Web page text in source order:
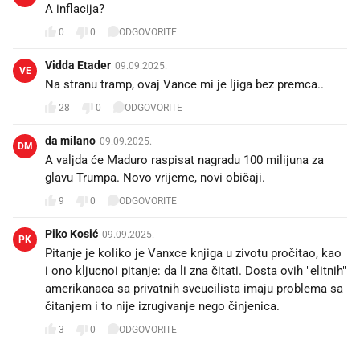
A inflacija?
0 0 ODGOVORITE
VE Vidda Etader 09.09.2025.
Na stranu tramp, ovaj Vance mi je ljiga bez premca..
28 0 ODGOVORITE
DM da milano 09.09.2025.
A valjda će Maduro raspisat nagradu 100 milijuna za
glavu Trumpa. Novo vrijeme, novi običaji.
9 0 ODGOVORITE
PK Piko Kosić 09.09.2025.
Pitanje je koliko je Vanxce knjiga u zivotu pročitao, kao
i ono kljucnoi pitanje: da li zna čitati. Dosta ovih "elitnih"
amerikanaca sa privatnih sveucilista imaju problema sa
čitanjem i to nije izrugivanje nego činjenica.
3 0 ODGOVORITE